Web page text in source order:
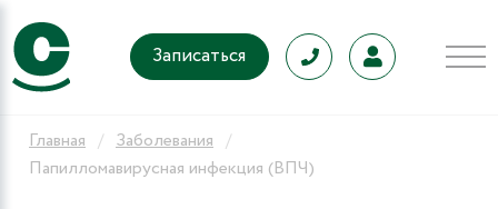
Записаться
Главная
Заболевания
Папилломавирусная инфекция (ВПЧ)